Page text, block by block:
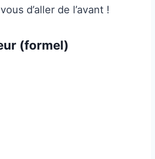
d’aller de l’avant !
(formel)